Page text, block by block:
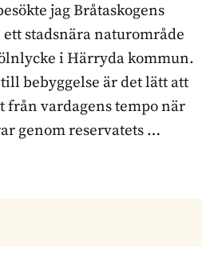
jag Bråtaskogens
stadsnära naturområde
i Härryda kommun.
bebyggelse är det lätt att
från vardagens tempo när
genom reservatets …